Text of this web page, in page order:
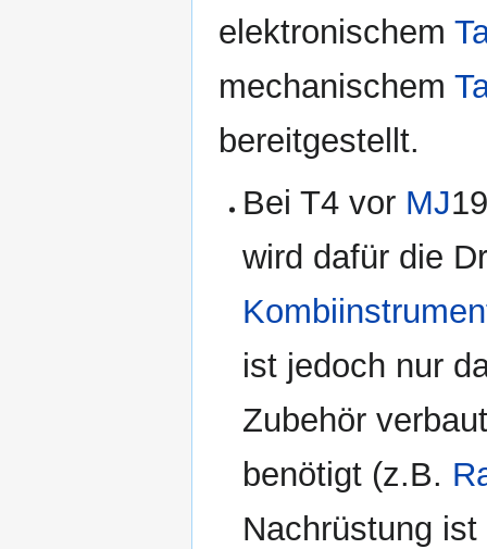
elektronischem
mechanischem
bereitgestellt.
Bei T4 vor MJ
wird dafür die
ist jedoch nur
Zubehör
benötigt (z.B.
Nachrüstung